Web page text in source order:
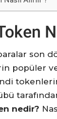
son
popüler
nedir?